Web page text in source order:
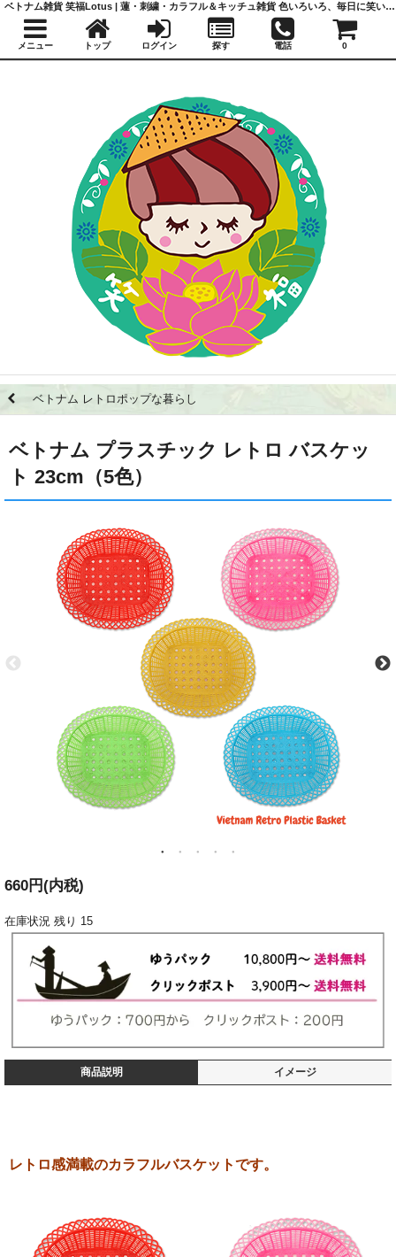
ベトナム レトロポップな暮らし
ベトナム プラスチック レトロ バスケッ
ト 23cm（5色）
660円(内税)
在庫状況 残り 15
商品説明 イメージ
レトロ感満載のカラフルバスケットです。
ベトナム雑貨 笑福Lotus | 蓮・刺繍・カラフル＆キッチュ雑貨 色いろいろ、毎日に笑いと福を
メニュー トップ ログイン 探す 電話 0